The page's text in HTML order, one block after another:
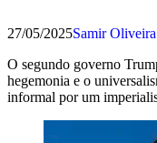
27/05/2025Samir Oliveira
O segundo governo
hegemonia e o
informal por um